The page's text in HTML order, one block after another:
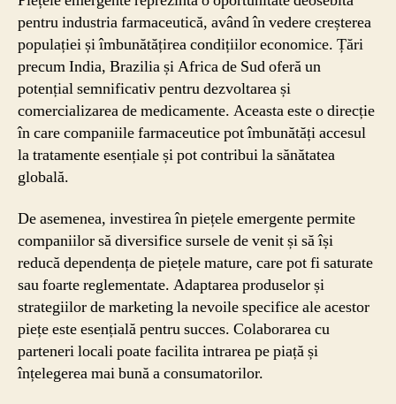
pentru industria farmaceutică, având în vedere creșterea
populației și îmbunătățirea condițiilor economice. Țări
precum India, Brazilia și Africa de Sud oferă un
potențial semnificativ pentru dezvoltarea și
comercializarea de medicamente. Aceasta este o direcție
în care companiile farmaceutice pot îmbunătăți accesul
la tratamente esențiale și pot contribui la sănătatea
globală.
De asemenea, investirea în piețele emergente permite
companiilor să diversifice sursele de venit și să își
reducă dependența de piețele mature, care pot fi saturate
sau foarte reglementate. Adaptarea produselor și
strategiilor de marketing la nevoile specifice ale acestor
piețe este esențială pentru succes. Colaborarea cu
parteneri locali poate facilita intrarea pe piață și
înțelegerea mai bună a consumatorilor.